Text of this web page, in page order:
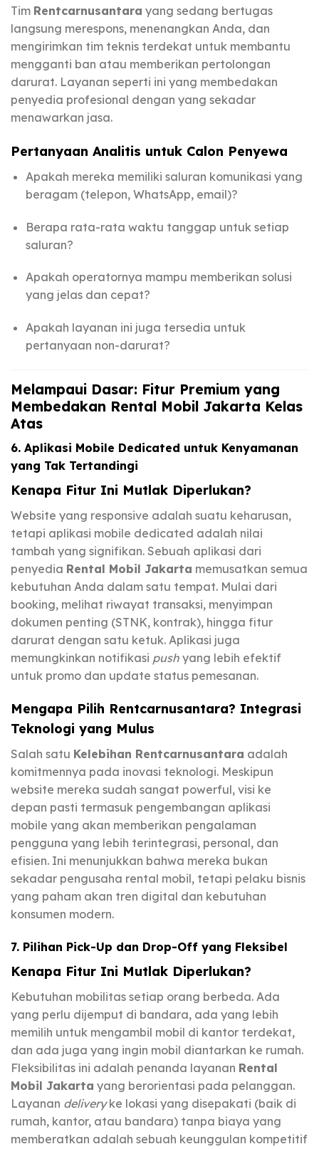
Tim Rentcarnusantara yang sedang bertugas
langsung merespons, menenangkan Anda, dan
mengirimkan tim teknis terdekat untuk membantu
mengganti ban atau memberikan pertolongan
darurat. Layanan seperti ini yang membedakan
penyedia profesional dengan yang sekadar
menawarkan jasa.
Pertanyaan Analitis untuk Calon Penyewa
Apakah mereka memiliki saluran komunikasi yang
beragam (telepon, WhatsApp, email)?
Berapa rata-rata waktu tanggap untuk setiap
saluran?
Apakah operatornya mampu memberikan solusi
yang jelas dan cepat?
Apakah layanan ini juga tersedia untuk
pertanyaan non-darurat?
Melampaui Dasar: Fitur Premium yang
Membedakan Rental Mobil Jakarta Kelas
Atas
6. Aplikasi Mobile Dedicated untuk Kenyamanan
yang Tak Tertandingi
Kenapa Fitur Ini Mutlak Diperlukan?
Website yang responsive adalah suatu keharusan,
tetapi aplikasi mobile dedicated adalah nilai
tambah yang signifikan. Sebuah aplikasi dari
penyedia Rental Mobil Jakarta memusatkan semua
kebutuhan Anda dalam satu tempat. Mulai dari
booking, melihat riwayat transaksi, menyimpan
dokumen penting (STNK, kontrak), hingga fitur
darurat dengan satu ketuk. Aplikasi juga
memungkinkan notifikasi push yang lebih efektif
untuk promo dan update status pemesanan.
Mengapa Pilih Rentcarnusantara? Integrasi
Teknologi yang Mulus
Salah satu Kelebihan Rentcarnusantara adalah
komitmennya pada inovasi teknologi. Meskipun
website mereka sudah sangat powerful, visi ke
depan pasti termasuk pengembangan aplikasi
mobile yang akan memberikan pengalaman
pengguna yang lebih terintegrasi, personal, dan
efisien. Ini menunjukkan bahwa mereka bukan
sekadar pengusaha rental mobil, tetapi pelaku bisnis
yang paham akan tren digital dan kebutuhan
konsumen modern.
7. Pilihan Pick-Up dan Drop-Off yang Fleksibel
Kenapa Fitur Ini Mutlak Diperlukan?
Kebutuhan mobilitas setiap orang berbeda. Ada
yang perlu dijemput di bandara, ada yang lebih
memilih untuk mengambil mobil di kantor terdekat,
dan ada juga yang ingin mobil diantarkan ke rumah.
Fleksibilitas ini adalah penanda layanan Rental
Mobil Jakarta yang berorientasi pada pelanggan.
Layanan deliveryke lokasi yang disepakati (baik di
rumah, kantor, atau bandara) tanpa biaya yang
memberatkan adalah sebuah keunggulan kompetitif